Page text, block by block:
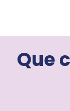
Que